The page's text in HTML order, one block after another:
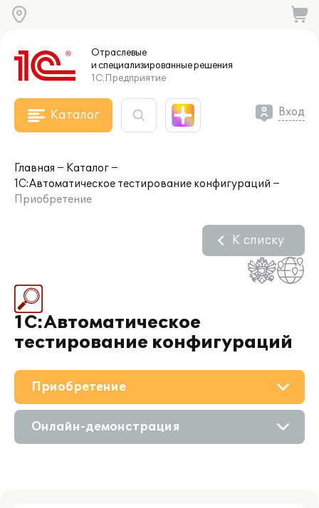
Отраслевые
и специализированныерешения
1С:Предприятие
Каталог Вход
Главная
Каталог
1С:Автоматическое тестирование конфигураций
Приобретение
1С:Автоматическое
тестирование конфигураций
К списку
О решении
Приобретение
Онлайн-демонстрация